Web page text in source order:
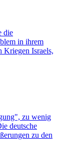
die
in ihrem
Kriegen Israels,
zu wenig
deutsche
zu den